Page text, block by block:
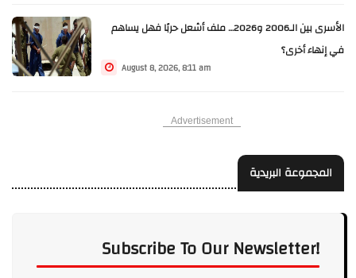
الأسرى بين الـ2006 و2026… ملف أشعل حربًا فهل يساهم
في إنهاء أخرى؟
August 8, 2026, 8:11 am
Advertisement
المجموعة البريدية
Subscribe To Our Newsletter!